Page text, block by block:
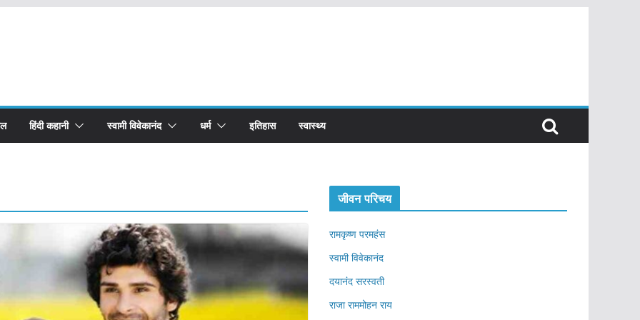
हिंदी कहानी स्वामी विवेकानंद धर्म इतिहास स्वास्थ्य
जीवन परिचय
रामकृष्ण परमहंस
स्वामी विवेकानंद
दयानंद सरस्वती
राजा राममोहन राय